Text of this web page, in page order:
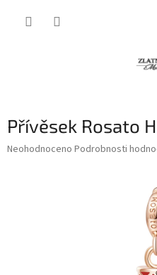
Přívěsek Rosato
Průměrné
Neohodnoceno Podrobnosti